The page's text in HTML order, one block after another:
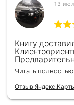
13
Книгу
книжку,
подарочек)
Читать полностью
Отзыв Яндекс.Карты